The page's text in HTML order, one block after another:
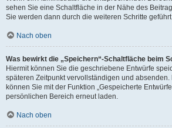
sehen Sie eine Schaltfläche in der Nähe des
Sie werden dann durch die weiteren Schritte
Nach oben
Was bewirkt die „Speichern“-Schaltfläche beim
Hiermit können Sie die geschriebene Entwürfe
späteren Zeitpunkt vervollständigen und
können Sie mit der Funktion „Gespeicherte
persönlichen Bereich erneut laden.
Nach oben